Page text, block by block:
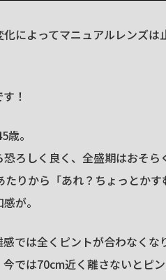
によってマニュアルレンズは
！
。
ろしく良く、全盛期はおそ
たりから「あれ？ちょっとか
が。
では全くピントが合わなくな
では70cm近く離さないとピン